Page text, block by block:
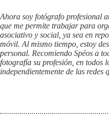
Ahora soy fotógrafo profesional
que me permite trabajar para
asociativo y social, ya sea en
móvil. Al mismo tiempo, estoy
personal. Recomiendo Spéos a
fotografía su profesión, en todos
independientemente de las redes